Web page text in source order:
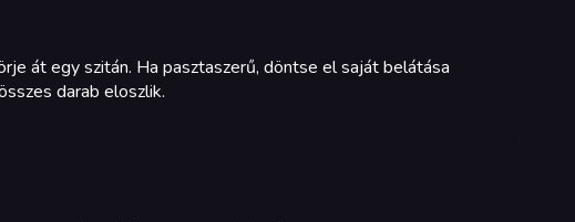
át egy szitán. Ha pasztaszerű, döntse el saját belátása
darab eloszlik.